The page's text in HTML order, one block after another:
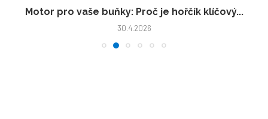
Motor pro vaše buňky: Proč je hořčík klíčový...
30.4.2026